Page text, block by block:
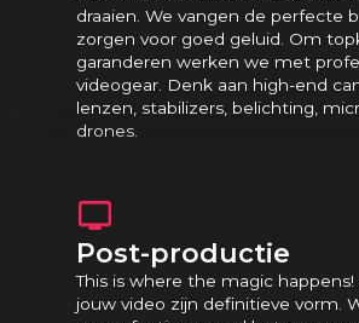
draaien. We vangen de perfecte
zorgen voor goed geluid. Om
garanderen werken we met
videogear. Denk aan high-end
lenzen, stabilizers, belichting,
drones.
Post-productie
This is where the magic
jouw video zijn definitieve vorm.